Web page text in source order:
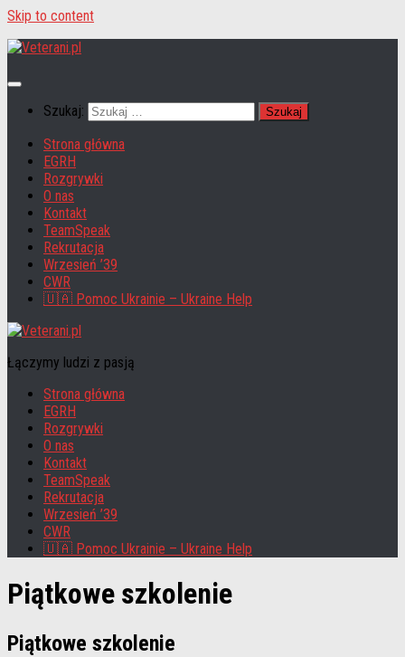
Skip to content
Szukaj:
Strona główna
EGRH
Rozgrywki
O nas
Kontakt
TeamSpeak
Rekrutacja
Wrzesień ’39
CWR
🇺🇦 Pomoc Ukrainie – Ukraine Help
Łączymy ludzi z pasją
Strona główna
EGRH
Rozgrywki
O nas
Kontakt
TeamSpeak
Rekrutacja
Wrzesień ’39
CWR
🇺🇦 Pomoc Ukrainie – Ukraine Help
Piątkowe szkolenie
Piątkowe szkolenie